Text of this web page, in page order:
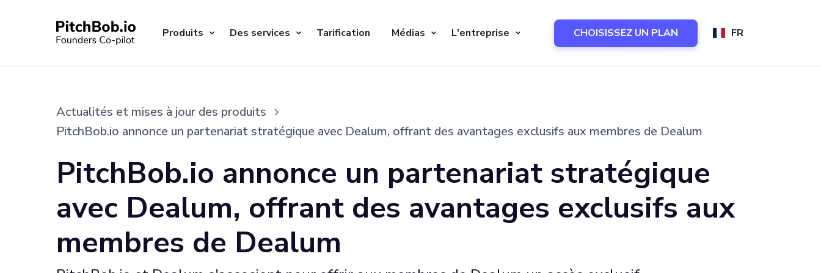
Produits Des services Tarification Médias L'entreprise CHOISISSEZ UN PLAN FR
Actualités et mises à jour des produits
PitchBob.io annonce un partenariat stratégique avec Dealum, offrant des avantages exclusifs aux membres de Dealum
PitchBob.io annonce un partenariat stratégique
avec Dealum, offrant des avantages exclusifs aux
membres de Dealum